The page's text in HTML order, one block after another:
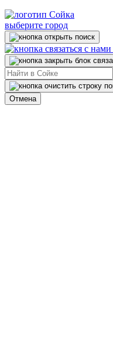
выберите город
Отмена